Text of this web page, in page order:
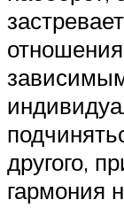
другого,
гармония